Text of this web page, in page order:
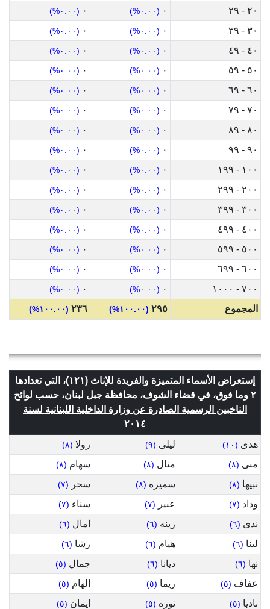
٢٠ - ٢٩ ٠ (٠.٠٠%) ٠ (٠.٠٠%)
٣٠ - ٣٩ ٠ (٠.٠٠%) ٠ (٠.٠٠%)
٤٠ - ٤٩ ٠ (٠.٠٠%) ٠ (٠.٠٠%)
٥٠ - ٥٩ ٠ (٠.٠٠%) ٠ (٠.٠٠%)
٦٠ - ٦٩ ٠ (٠.٠٠%) ٠ (٠.٠٠%)
٧٠ - ٧٩ ٠ (٠.٠٠%) ٠ (٠.٠٠%)
٨٠ - ٨٩ ٠ (٠.٠٠%) ٠ (٠.٠٠%)
٩٠ - ٩٩ ٠ (٠.٠٠%) ٠ (٠.٠٠%)
١٠٠ - ١٩٩ ٠ (٠.٠٠%) ٠ (٠.٠٠%)
٢٠٠ - ٢٩٩ ٠ (٠.٠٠%) ٠ (٠.٠٠%)
٣٠٠ - ٣٩٩ ٠ (٠.٠٠%) ٠ (٠.٠٠%)
٤٠٠ - ٤٩٩ ٠ (٠.٠٠%) ٠ (٠.٠٠%)
٥٠٠ - ٥٩٩ ٠ (٠.٠٠%) ٠ (٠.٠٠%)
٦٠٠ - ٦٩٩ ٠ (٠.٠٠%) ٠ (٠.٠٠%)
٧٠٠ - ١٠٠٠ ٠ (٠.٠٠%) ٠ (٠.٠٠%)
المجموع ٢٩٥ (١٠٠.٠٠%) ٢٣٦ (١٠٠.٠٠%)
إستعراض الأسماء المتميزة والفريدة للإناث (١٢١)، التي تعدادها
٢ وما فوق، في قضاء الشوف، محافظة جبل لبنان، حسب
لوائح
الناخبين الرسمية الصادرة عن وزارة الداخلية اللبنانية لسنة
٢٠١٤
هدى (١٠) ليلى (٩) رولا (٨)
منى (٨) منال (٨) سهام (٨)
نبيها (٨) سميره (٨) سحر (٧)
وداد (٧) عبير (٧) سناء (٧)
ندى (٦) زينه (٦) امال (٦)
لينا (٦) هيام (٦) رشا (٦)
نها (٦) ديانا (٦) جمال (٥)
عفاف (٥) ريما (٥) الهام (٥)
ناديا (٥) نوره (٥) ايمان (٥)